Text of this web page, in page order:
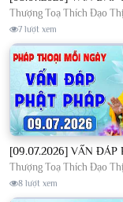
Thượng Toạ Thích Đạo
7 lượt xem
Thượng Toạ Thích Đạo
8 lượt xem